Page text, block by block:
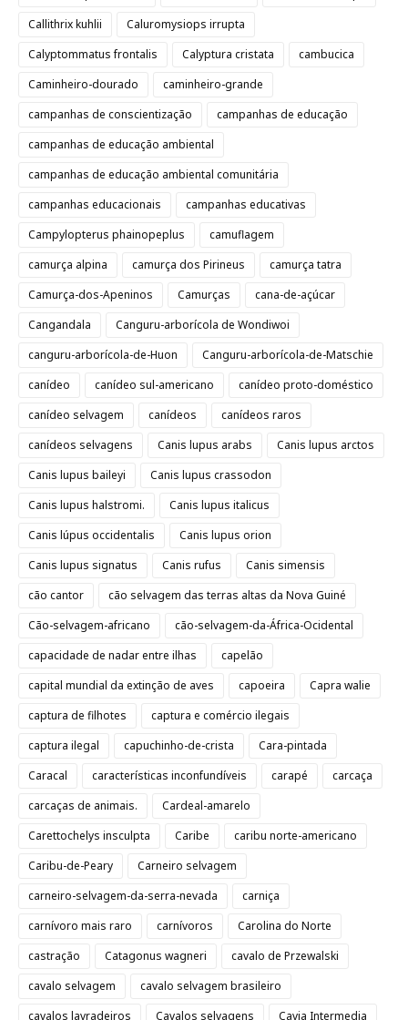
Callithrix kuhlii
Caluromysiops irrupta
Calyptommatus frontalis
Calyptura cristata
cambucica
Caminheiro-dourado
caminheiro-grande
campanhas de conscientização
campanhas de educação
campanhas de educação ambiental
campanhas de educação ambiental comunitária
campanhas educacionais
campanhas educativas
Campylopterus phainopeplus
camuflagem
camurça alpina
camurça dos Pirineus
camurça tatra
Camurça-dos-Apeninos
Camurças
cana-de-açúcar
Cangandala
Canguru-arborícola de Wondiwoi
canguru-arborícola-de-Huon
Canguru-arborícola-de-Matschie
canídeo
canídeo sul-americano
canídeo proto-doméstico
canídeo selvagem
canídeos
canídeos raros
canídeos selvagens
Canis lupus arabs
Canis lupus arctos
Canis lupus baileyi
Canis lupus crassodon
Canis lupus halstromi.
Canis lupus italicus
Canis lúpus occidentalis
Canis lupus orion
Canis lupus signatus
Canis rufus
Canis simensis
cão cantor
cão selvagem das terras altas da Nova Guiné
Cão-selvagem-africano
cão-selvagem-da-África-Ocidental
capacidade de nadar entre ilhas
capelão
capital mundial da extinção de aves
capoeira
Capra walie
captura de filhotes
captura e comércio ilegais
captura ilegal
capuchinho-de-crista
Cara-pintada
Caracal
características inconfundíveis carapé
carcaça
carcaças de animais.
Cardeal-amarelo
Carettochelys insculpta
Caribe
caribu norte-americano
Caribu-de-Peary
Carneiro selvagem
carneiro-selvagem-da-serra-nevada
carniça
carnívoro mais raro
carnívoros
Carolina do Norte
castração
Catagonus wagneri
cavalo de Przewalski
cavalo selvagem
cavalo selvagem brasileiro
cavalos lavradeiros
Cavalos selvagens Cavia Intermedia